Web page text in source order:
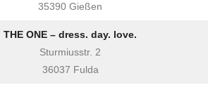
35390 Gießen
THE ONE – dress. day. love.
Sturmiusstr. 2
36037 Fulda